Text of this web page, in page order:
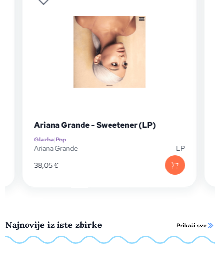
Ariana Grande - Sweetener (LP)
Glazba|Pop
Ariana Grande
LP
38,05€
Najnovije iz iste zbirke Prikaži sve